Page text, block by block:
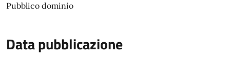
Pubblico dominio
Data pubblicazione